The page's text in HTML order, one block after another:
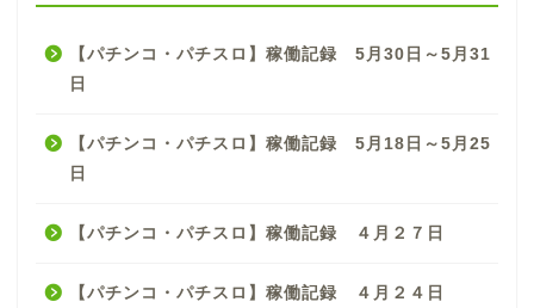
【パチンコ・パチスロ】稼働記録 5月30日～5月31
日
【パチンコ・パチスロ】稼働記録 5月18日～5月25
日
【パチンコ・パチスロ】稼働記録 ４月２７日
【パチンコ・パチスロ】稼働記録 ４月２４日